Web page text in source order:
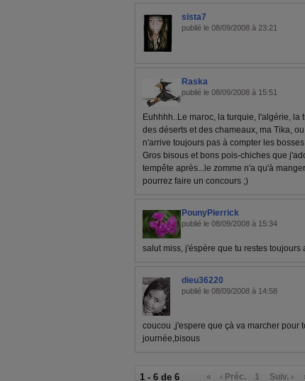
sista7
publié le 08/09/2008 à 23:21
Raska
publié le 08/09/2008 à 15:51
Euhhhh..Le maroc, la turquie, l'algérie, la
des déserts et des chameaux, ma Tika,
n'arrive toujours pas à compter les
Gros bisous et bons pois-chiches que
tempête après...le zomme n'a qu'à
pourrez faire un concours ;)
PounyPierrick
publié le 08/09/2008 à 15:34
salut miss, j'éspère que tu restes toujours
dieu36220
publié le 08/09/2008 à 14:58
coucou ,j'espere que çà va marcher pour
journée,bisous
1 - 6 de 6 « ‹ Préc. 1 Suiv. ›